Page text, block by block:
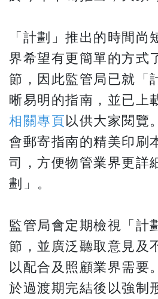
「計劃」推出的時間尚
界希望有更簡單的方式
節，因此監管局已就「
晰易明的指南，並已上
相關專頁以供大家閱覽
會郵寄指南的精美印刷
司，方便物管業界更詳
劃」。
監管局會定期檢視「計
節，並廣泛聽取意見及
以配合及照顧業界需要
於過渡期完結後以強制